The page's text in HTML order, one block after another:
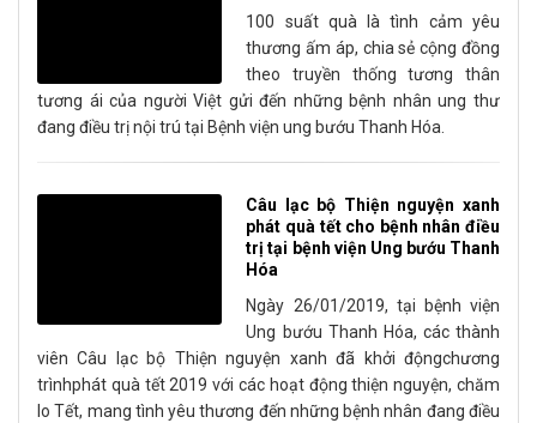
100 suất quà là tình cảm yêu
thương ấm áp, chia sẻ cộng đồng
theo truyền thống tương thân
tương ái của người Việt gửi đến những bệnh nhân ung thư
đang điều trị nội trú tại Bệnh viện ung bướu Thanh Hóa.
Câu lạc bộ Thiện nguyện xanh
phát quà tết cho bệnh nhân điều
trị tại bệnh viện Ung bướu Thanh
Hóa
Ngày 26/01/2019, tại bệnh viện
Ung bướu Thanh Hóa, các thành
viên Câu lạc bộ Thiện nguyện xanh đã khởi độngchương
trìnhphát quà tết 2019 với các hoạt động thiện nguyện, chăm
lo Tết, mang tình yêu thương đến những bệnh nhân đang điều